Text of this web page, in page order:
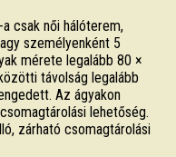
csak női hálóterem,
személyenként 5
mérete legalább 80 ×
távolság legalább
Az ágyakon
lehetőség.
zárható csomagtárolási